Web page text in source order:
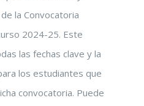
la Convocatoria
2024-25. Este
las fechas clave y la
los estudiantes que
convocatoria. Puede